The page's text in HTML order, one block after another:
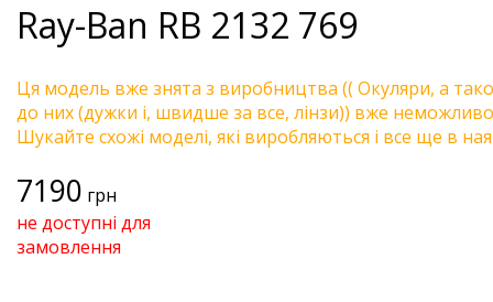
Ray-Ban RB 2132 769
Ця модель вже знята з виробництва (( Окуляри, а
до них (дужки і, швидше за все, лінзи)) вже неможливо
Шукайте схожі моделі, які виробляються і все ще в
7190 грн
не доступні для
замовлення